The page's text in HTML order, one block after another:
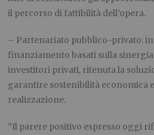
il percorso di fattibilità dell’opera.
– Partenariato pubblico-privato:
finanziamento basati sulla
investitori privati, ritenuta la
garantire sostenibilità economica
realizzazione.
“Il parere positivo espresso oggi